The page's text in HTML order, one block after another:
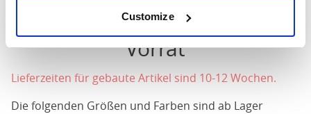
Customize
Vorrat
Lieferzeiten für gebaute Artikel sind 10-12 Wochen.
Die folgenden Größen und Farben sind ab Lager